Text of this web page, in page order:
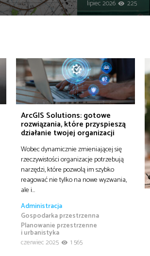
lipiec 2026
225
ArcGIS Solutions: gotowe
rozwiązania, które przyspieszą
działanie twojej organizacji
Wobec dynamicznie zmieniającej się
rzeczywistości organizacje potrzebują
narzędzi, które pozwolą im szybko
reagować nie tylko na nowe wyzwania,
ale i…
Administracja
Gospodarka przestrzenna
Planowanie przestrzenne
i urbanistyka
czerwiec 2025
1 565